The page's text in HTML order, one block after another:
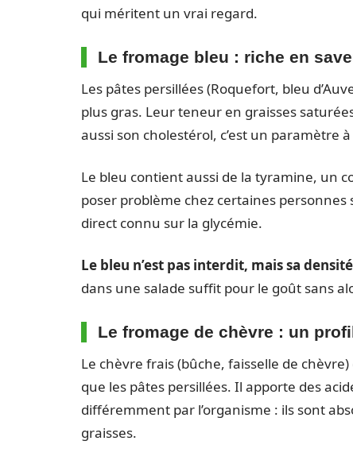
qui méritent un vrai regard.
Le fromage bleu : riche en
Les pâtes persillées (Roquefort, bleu
plus gras. Leur teneur en graisses
aussi son cholestérol, c’est un paramètre
Le bleu contient aussi de la tyramine, un
poser problème chez certaines personnes
direct connu sur la glycémie.
Le bleu n’est pas interdit, mais sa
dans une salade suffit pour le goût sans
Le fromage de chèvre : un
Le chèvre frais (bûche, faisselle de
que les pâtes persillées. Il apporte des
différemment par l’organisme : ils sont
graisses.